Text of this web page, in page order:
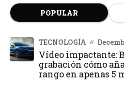
POPULAR
TECNOLOGÍA
Vídeo impactante:
grabación cómo
rango en apenas 5